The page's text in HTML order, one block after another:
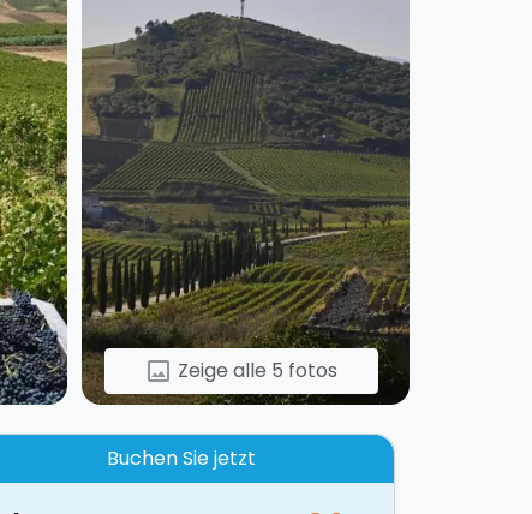
image Zeige alle 5 fotos
Buchen Sie jetzt